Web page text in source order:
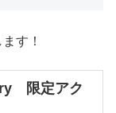
す！
限定アク